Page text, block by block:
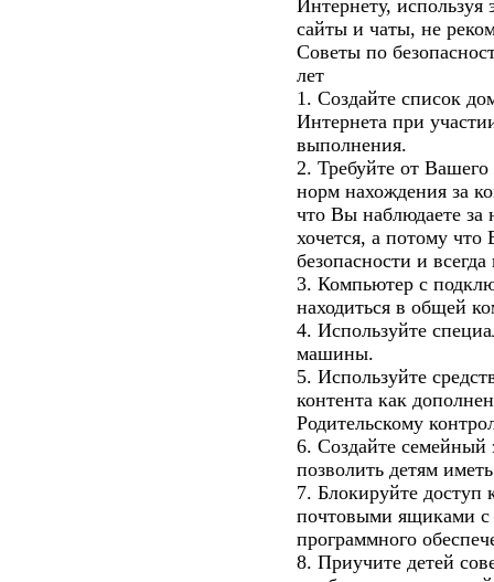
Интернету, используя
сайты и чаты, не
Советы по
лет
1. Создайте список
Интернета при
выполнения.
2. Требуйте от
норм нахождения за
что Вы наблюдаете
хочется, а потому что
безопасности и
3. Компьютер с
находиться в общей
4. Используйте
машины.
5. Используйте
контента как
Родительскому
6. Создайте
позволить детям
7. Блокируйте доступ
почтовыми ящиками
программного
8. Приучите детей